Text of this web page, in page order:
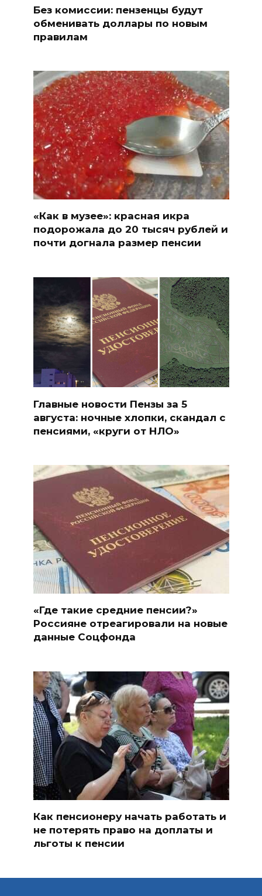
Без комиссии: пензенцы будут
обменивать доллары по новым
правилам
«Как в музее»: красная икра
подорожала до 20 тысяч рублей и
почти догнала размер пенсии
Главные новости Пензы за 5
августа: ночные хлопки, скандал с
пенсиями, «круги от НЛО»
«Где такие средние пенсии?»
Россияне отреагировали на новые
данные Соцфонда
Как пенсионеру начать работать и
не потерять право на доплаты и
льготы к пенсии